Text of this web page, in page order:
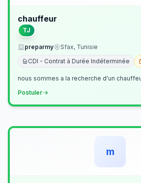
chauffeur
TJ
preparmy
Sfax, Tunisie
CDI - Contrat à Durée Indéterminée
nous sommes a la recherche d'un
Postuler
m